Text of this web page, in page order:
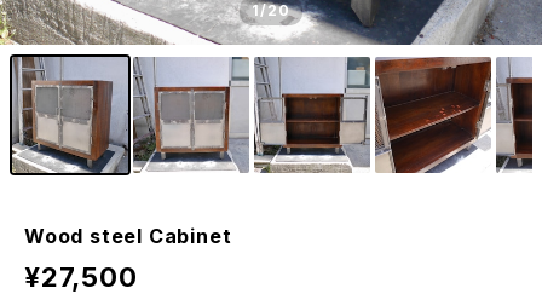
1/20
Wood steel Cabinet
¥27,500